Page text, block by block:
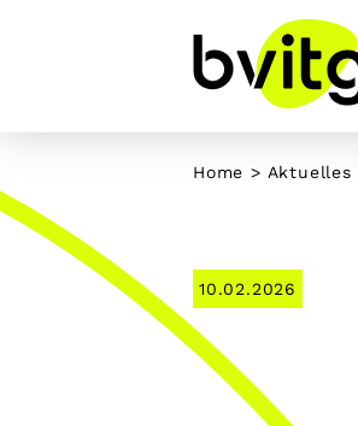
Home > Aktuelles
10.02.2026